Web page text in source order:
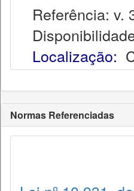
Referência: v.
Localização:
Normas Referenciadas